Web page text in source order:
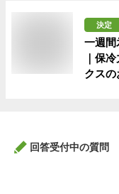
決定
一週間
｜保
クスの
回答受付中の質問